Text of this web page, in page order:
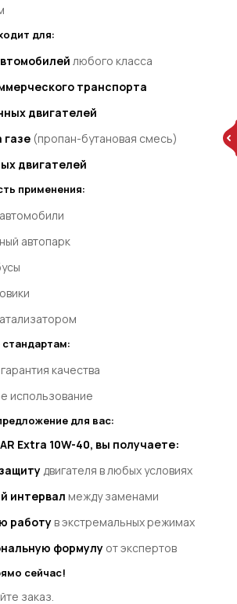
для:
любого класса
транспорта
двигателей
газе(пропан-бутановая смесь)
двигателей
применения:
автопарк
качества
использование
для вас:
Extra 10W-40, вы получаете:
двигателя в любых условиях
интервал между заменами
работув экстремальных режимах
формулуот экспертов
сейчас!
заказ.